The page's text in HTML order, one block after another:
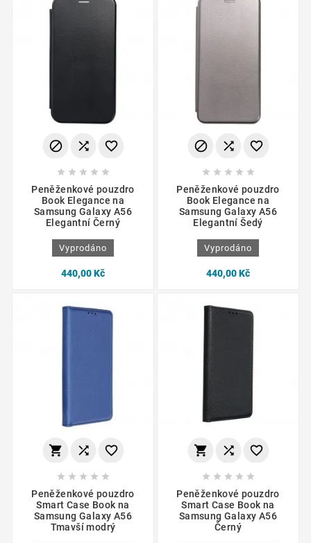
  
    
Peněženkové pouzdro
Book Elegance na
Samsung Galaxy A56
Elegantní Černý
Vyprodáno
440,00 Kč
  
    
Peněženkové pouzdro
Book Elegance na
Samsung Galaxy A56
Elegantní Šedý
Vyprodáno
440,00 Kč
  
    
Peněženkové pouzdro
Smart Case Book na
Samsung Galaxy A56
Tmavší modrý
  
    
Peněženkové pouzdro
Smart Case Book na
Samsung Galaxy A56
Černý